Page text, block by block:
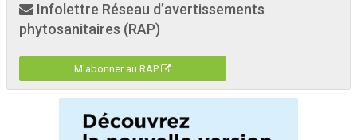
Infolettre Réseau d’avertissements
phytosanitaires (RAP)
M'abonner au RAP